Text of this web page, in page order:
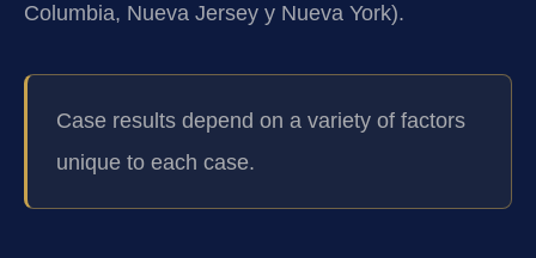
Columbia, Nueva Jersey y Nueva York).
Case results depend on a variety of factors
unique to each case.